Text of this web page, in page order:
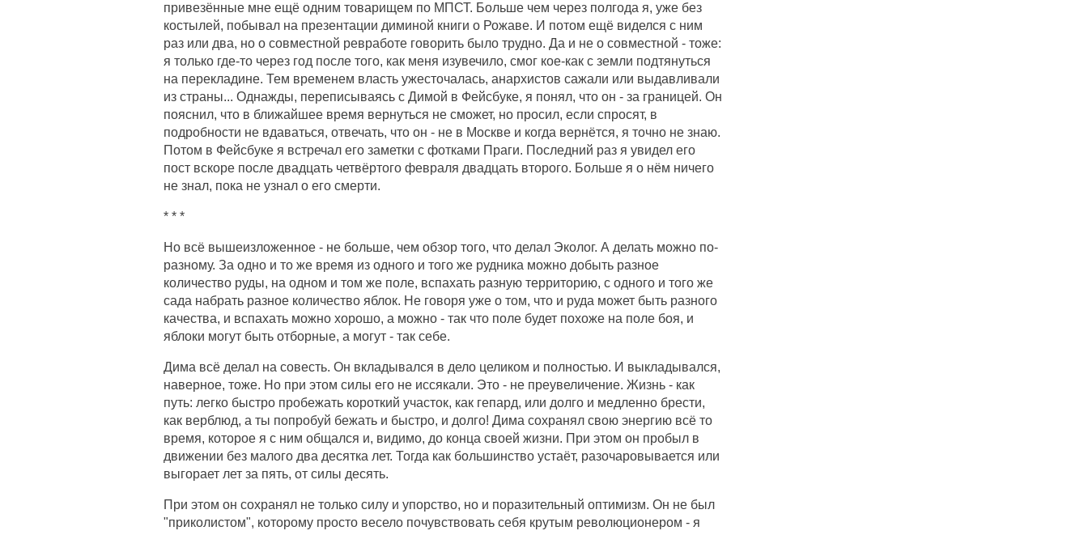
привезённые мне ещё одним товарищем по МПСТ. Больше чем через полгода я, уже без
костылей, побывал на презентации диминой книги о Рожаве. И потом ещё виделся с ним
раз или два, но о совместной ревработе говорить было трудно. Да и не о совместной - тоже:
я только где-то через год после того, как меня изувечило, смог кое-как с земли подтянуться
на перекладине. Тем временем власть ужесточалась, анархистов сажали или выдавливали
из страны... Однажды, переписываясь с Димой в Фейсбуке, я понял, что он - за границей. Он
пояснил, что в ближайшее время вернуться не сможет, но просил, если спросят, в
подробности не вдаваться, отвечать, что он - не в Москве и когда вернётся, я точно не знаю.
Потом в Фейсбуке я встречал его заметки с фотками Праги. Последний раз я увидел его
пост вскоре после двадцать четвёртого февраля двадцать второго. Больше я о нём ничего
не знал, пока не узнал о его смерти.
* * *
Но всё вышеизложенное - не больше, чем обзор того, что делал Эколог. А делать можно по-
разному. За одно и то же время из одного и того же рудника можно добыть разное
количество руды, на одном и том же поле, вспахать разную территорию, с одного и того же
сада набрать разное количество яблок. Не говоря уже о том, что и руда может быть разного
качества, и вспахать можно хорошо, а можно - так что поле будет похоже на поле боя, и
яблоки могут быть отборные, а могут - так себе.
Дима всё делал на совесть. Он вкладывался в дело целиком и полностью. И выкладывался,
наверное, тоже. Но при этом силы его не иссякали. Это - не преувеличение. Жизнь - как
путь: легко быстро пробежать короткий участок, как гепард, или долго и медленно брести,
как верблюд, а ты попробуй бежать и быстро, и долго! Дима сохранял свою энергию всё то
время, которое я с ним общался и, видимо, до конца своей жизни. При этом он пробыл в
движении без малого два десятка лет. Тогда как большинство устаёт, разочаровывается или
выгорает лет за пять, от силы десять.
При этом он сохранял не только силу и упорство, но и поразительный оптимизм. Он не был
"приколистом", которому просто весело почувствовать себя крутым революционером - я